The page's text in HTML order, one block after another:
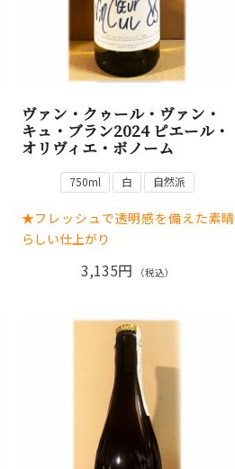
ヴァン・クゥール・ヴァン・
キュ・ブラン2024 ピエール・
オリヴィエ・ボノーム
750ml 白 自然派
★フレッシュで透明感を備えた素晴
らしい仕上がり
3,135円 （税込）